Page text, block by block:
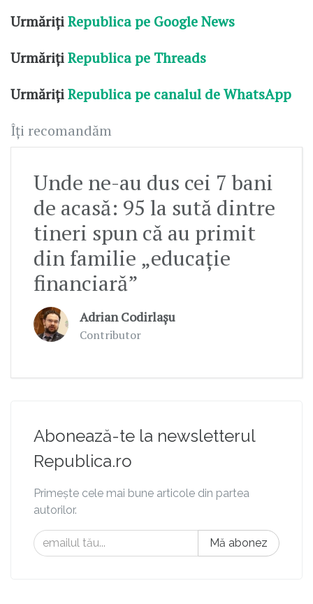
UrmărițiRepublica pe Google News
UrmărițiRepublica pe Threads
UrmărițiRepublica pe canalul de WhatsApp
Îți recomandăm
Unde ne-au dus cei 7 bani
de acasă: 95 la sută dintre
tineri spun că au primit
din familie „educație
financiară”
Adrian Codirlașu
Contributor
Abonează-te la newsletterul
Republica.ro
Primește cele mai bune articole din partea
autorilor.
Mă abonez